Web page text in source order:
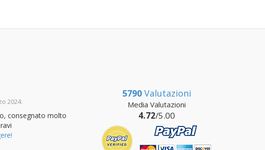
2024:
consegnato molto
5790Valutazioni
Media Valutazioni
4.72/5.00